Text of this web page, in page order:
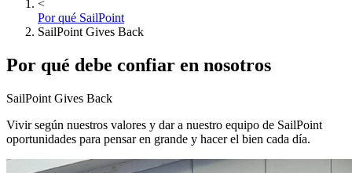
<
Por qué SailPoint
SailPoint Gives Back
Por qué debe confiar en nosotros
SailPoint Gives Back
Vivir según nuestros valores y dar a nuestro equipo de SailPoint
oportunidades para pensar en grande y hacer el bien cada día.